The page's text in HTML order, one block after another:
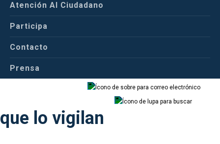
Atención Al Ciudadano
Participa
Contacto
Prensa
Entes y autoridades
que lo vigilan